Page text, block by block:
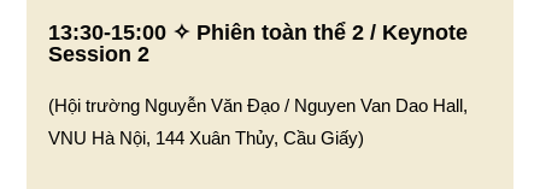
13:30-15:00 ✧ Phiên toàn thể 2 / Keynote
Session 2
(Hội trường Nguyễn Văn Đạo / Nguyen Van Dao Hall,
VNU Hà Nội, 144 Xuân Thủy, Cầu Giấy)